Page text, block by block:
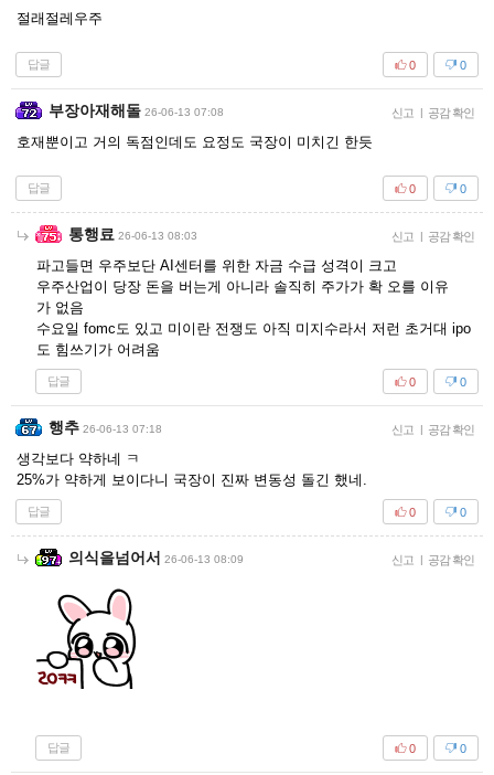
절래절레우주
답글 0
0
부장아재해돌 26-06-13 07:08 신고 | 공감 확인
호재뿐이고 거의 독점인데도 요정도 국장이 미치긴 한듯
답글 0
0
통행료 26-06-13 08:03 신고 | 공감 확인
파고들면 우주보단 AI센터를 위한 자금 수급 성격이 크고
우주산업이 당장 돈을 버는게 아니라 솔직히 주가가 확 오를 이유
가 없음
수요일 fomc도 있고 미이란 전쟁도 아직 미지수라서 저런 초거대 ipo
도 힘쓰기가 어려움
답글 0
0
행추 26-06-13 07:18 신고 | 공감 확인
생각보다 약하네 ㅋ
25%가 약하게 보이다니 국장이 진짜 변동성 돌긴 했네.
답글 0
0
의식을넘어서 26-06-13 08:09 신고 | 공감 확인
답글 0
0